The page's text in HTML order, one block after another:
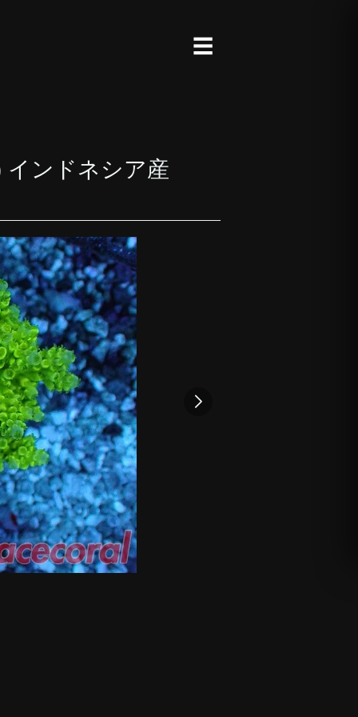
☰
インドネシア産